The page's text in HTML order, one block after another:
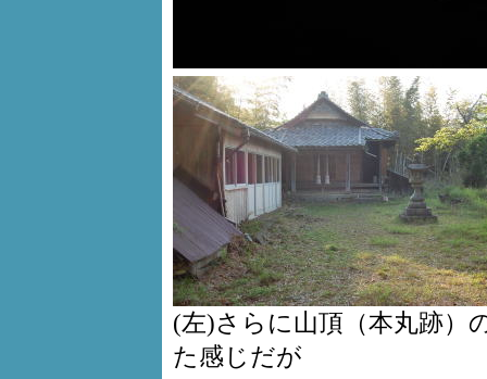
(左)さらに山頂（本丸跡
た感じだが